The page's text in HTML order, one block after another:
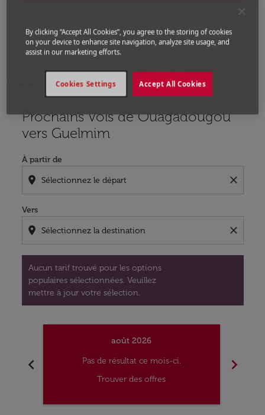
Vols Vols pour Maroc
Ouagadougou a Guelmim
Prochains Vols de Ouagadougou
vers Guelmim
À partir de
location_on close
Vers
location_on close
Aucun tarif trouvé pour les options
populaires sélectionnées. Veuillez
mettre à jour votre sélection.
Aucun tarif trouvé pour les options populaires
chevron_left
août 2026
Pas de résultat ce mois-ci.
Trouver des offres
chevron_right
By clicking “Accept All Cookies”, you agree to the storing of cookies
on your device to enhance site navigation, analyze site usage, and
assist in our marketing efforts.
Accept All Cookies
Cookies Settings